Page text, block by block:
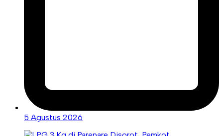
5 Agustus 2026